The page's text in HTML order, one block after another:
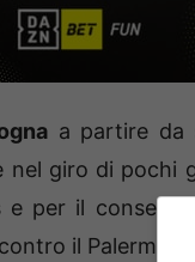
a partire da
nel giro di pochi
e per il
il Palermo ai